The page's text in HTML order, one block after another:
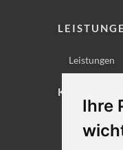
Ihre
Leistungen
KONTAKT
Lageplan